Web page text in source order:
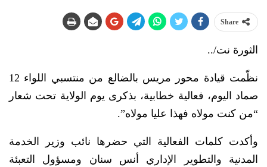
Share
الثورة نت/..
نظّمت قيادة محور مريس بالضالع من منتسبي اللواء 12
صماد اليوم، فعالية خطابية، بذكرى يوم الولاية تحت شعار
“من كنت مولاه فهذا عليا مولاه”.
وأكدت كلمات الفعالية التي حضرها نائب وزير الخدمة
المدنية والتطوير الإداري أنس سنان ومسؤول التعبئة